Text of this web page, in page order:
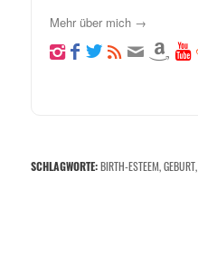
Mehr über mich →
SCHLAGWORTE: BIRTH-ESTEEM,GEBURT,